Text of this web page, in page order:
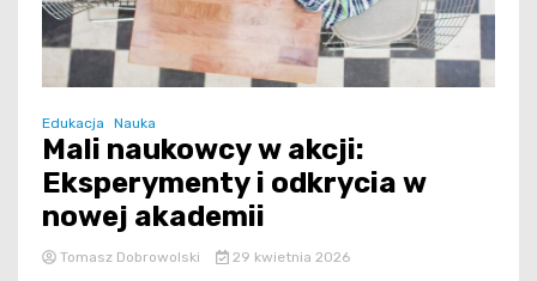
Edukacja Nauka
Mali naukowcy w akcji:
Eksperymenty i odkrycia w
nowej akademii
Tomasz Dobrowolski 29 kwietnia 2026